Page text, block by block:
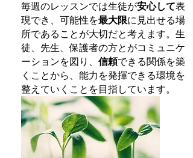
毎週のレッスンでは生徒が安心して表
現でき、可能性を最大限に見出せる場
所であることが大切だと考えます。生
徒、先生、保護者の方とがコミュニケ
ーションを図り、 信頼できる関係を築
くことから、能力を発揮できる環境を
整えていくことを目指しています。